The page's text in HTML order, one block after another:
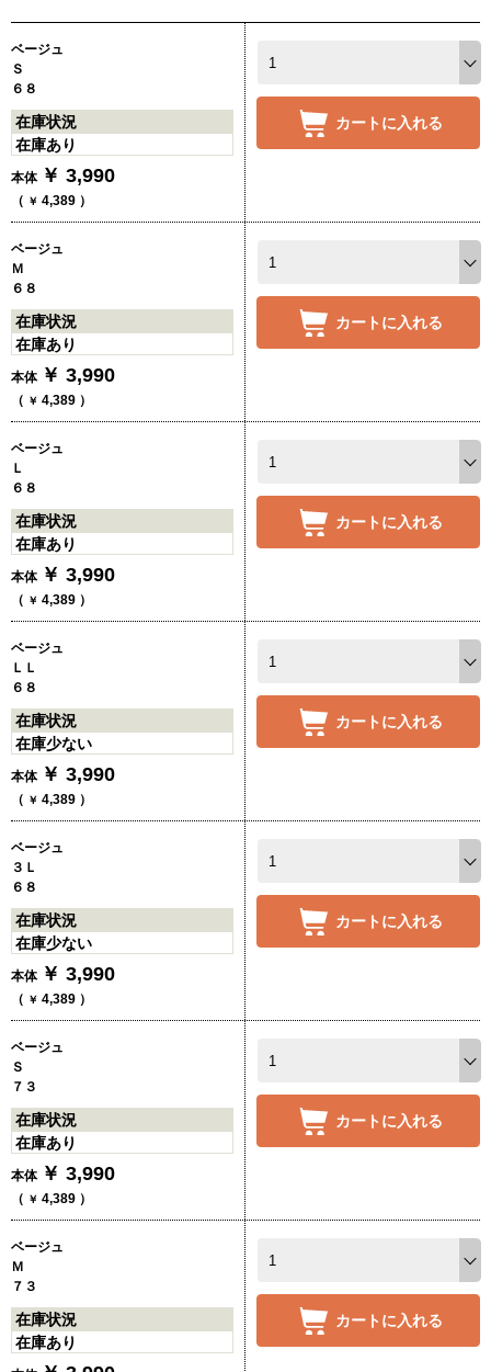
ベージュ
Ｓ
６８
在庫状況
在庫あり
本体 ￥ 3,990
（ ￥ 4,389 ）
カートに入れる
ベージュ
Ｍ
６８
在庫状況
在庫あり
本体 ￥ 3,990
（ ￥ 4,389 ）
カートに入れる
ベージュ
Ｌ
６８
在庫状況
在庫あり
本体 ￥ 3,990
（ ￥ 4,389 ）
カートに入れる
ベージュ
ＬＬ
６８
在庫状況
在庫少ない
本体 ￥ 3,990
（ ￥ 4,389 ）
カートに入れる
ベージュ
３Ｌ
６８
在庫状況
在庫少ない
本体 ￥ 3,990
（ ￥ 4,389 ）
カートに入れる
ベージュ
Ｓ
７３
在庫状況
在庫あり
本体 ￥ 3,990
（ ￥ 4,389 ）
カートに入れる
ベージュ
Ｍ
７３
在庫状況
在庫あり
カートに入れる